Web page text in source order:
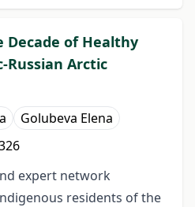
of Healthy
Russian Arctic
Golubeva Elena
expert network
residents of the